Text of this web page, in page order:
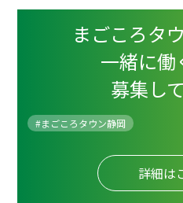
まごころタ
一緒に働
募集し
#まごころタウン静岡
詳細は